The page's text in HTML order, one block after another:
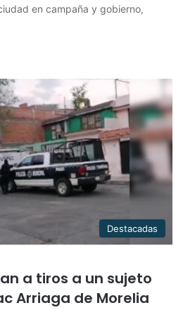
en campaña y gobierno,
Destacadas
a tiros a un sujeto
Arriaga de Morelia